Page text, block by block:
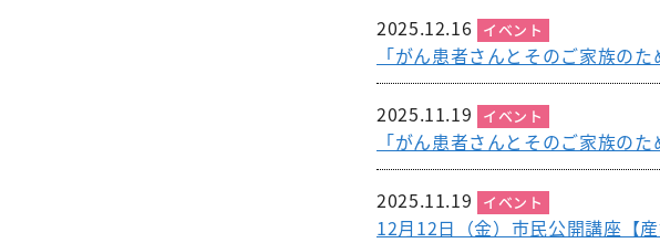
2025.12.16 イベント
「がん患者さんとそのご家族の
2025.11.19 イベント
「がん患者さんとそのご家族の
2025.11.19 イベント
12月12日（金）市民公開講座【